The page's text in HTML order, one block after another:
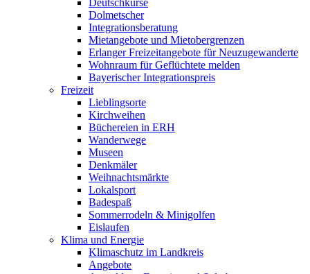
Deutschkurse
Dolmetscher
Integrationsberatung
Mietangebote und Mietobergrenzen
Erlanger Freizeitangebote für Neuzugewanderte
Wohnraum für Geflüchtete melden
Bayerischer Integrationspreis
Freizeit
Lieblingsorte
Kirchweihen
Büchereien in ERH
Wanderwege
Museen
Denkmäler
Weihnachtsmärkte
Lokalsport
Badespaß
Sommerrodeln & Minigolfen
Eislaufen
Klima und Energie
Klimaschutz im Landkreis
Angebote